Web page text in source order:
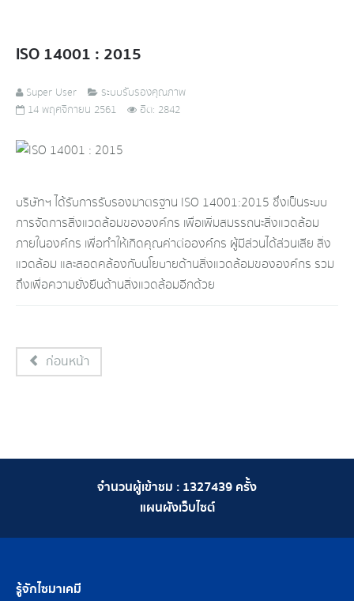
ISO 14001 : 2015
Super User
ระบบรับรองคุณภาพ
14 พฤศจิกายน 2561
ฮิต: 2842
บริษัทฯ ได้รับการรับรองมาตรฐาน ISO 14001:2015 ซึ่งเป็นระบบ
การจัดการสิ่งแวดล้อมขององค์กร เพื่อเพิ่มสมรรถนะสิ่งแวดล้อม
ภายในองค์กร เพื่อทำให้เกิดคุณค่าต่อองค์กร ผู้มีส่วนได้ส่วนเสีย สิ่ง
แวดล้อม และสอดคล้องกับนโยบายด้านสิ่งแวดล้อมขององค์กร รวม
ถึงเพื่อความยั่งยืนด้านสิ่งแวดล้อมอีกด้วย
ก่อนหน้า
จำนวนผู้เข้าชม : 1327439 ครั้ง
แผนผังเว็บไซต์
รู้จักไซมาเคมี